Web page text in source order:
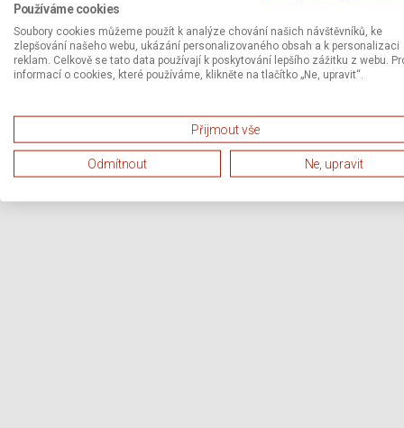
Používáme cookies
Soubory cookies můžeme použít k analýze chování našich návštěvníků, ke
zlepšování našeho webu, ukázání personalizovaného obsah a k personalizaci
reklam. Celkově se tato data používají k poskytování lepšího zážitku z webu.
informací o cookies, které používáme, klikněte na tlačítko „Ne, upravit“.
Přijmout vše
Odmítnout Ne, upravit